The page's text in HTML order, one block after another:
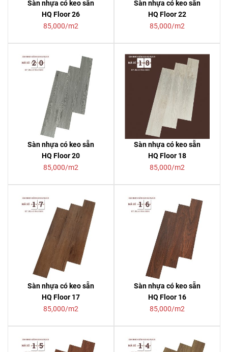
Sàn nhựa có keo sẵn
HQ Floor 26
85,000/m2
Sàn nhựa có keo sẵn
HQ Floor 22
85,000/m2
Sàn nhựa có keo sẵn
HQ Floor 20
85,000/m2
Sàn nhựa có keo sẵn
HQ Floor 18
85,000/m2
Sàn nhựa có keo sẵn
HQ Floor 17
85,000/m2
Sàn nhựa có keo sẵn
HQ Floor 16
85,000/m2